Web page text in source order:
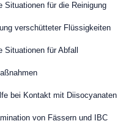
Situationen für die Reinigung
verschütteter Flüssigkeiten
Situationen für Abfall
bei Kontakt mit Diisocyanaten
von Fässern und IBC